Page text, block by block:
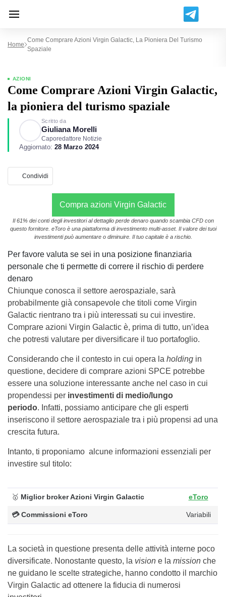
Home
Come Comprare Azioni Virgin Galactic, La Pioniera Del Turismo
Spaziale
AZIONI
Come Comprare Azioni Virgin Galactic,
la pioniera del turismo spaziale
Scritto da
Giuliana Morelli
Caporedattore Notizie
Aggiornato: 28 Marzo 2024
Condividi
Compra azioni Virgin Galactic
Il 61% dei conti degli investitori al dettaglio perde denaro quando scambia CFD con
questo fornitore. eToro è una piattaforma di investimento multi-asset. Il valore dei tuoi
investimenti può aumentare o diminuire. Il tuo capitale è a rischio.
Per favore valuta se sei in una posizione finanziaria
personale che ti permette di correre il rischio di perdere
denaro
Chiunque conosca il settore aerospaziale, sarà
probabilmente già consapevole che titoli come Virgin
Galactic rientrano tra i più interessati su cui investire.
Comprare azioni Virgin Galactic è, prima di tutto, un’idea
che potresti valutare per diversificare il tuo portafoglio.
Considerando che il contesto in cui opera la holding in
questione, decidere di comprare azioni SPCE potrebbe
essere una soluzione interessante anche nel caso in cui
propendessi per investimenti di medio/lungo
periodo. Infatti, possiamo anticipare che gli esperti
inseriscono il settore aerospaziale tra i più propensi ad una
crescita futura.
Intanto, ti proponiamo alcune informazioni essenziali per
investire sul titolo:
🥇 Miglior broker Azioni Virgin Galactic eToro
💳 Commissioni eToro Variabili
La società in questione presenta delle attività interne poco
diversificate. Nonostante questo, la vision e la mission che
ne guidano le scelte strategiche, hanno condotto il marchio
Virgin Galactic ad ottenere la fiducia di numerosi